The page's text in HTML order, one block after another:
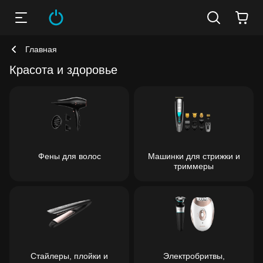
Главная
Красота и здоровье
Фены для волос
Машинки для стрижки и
триммеры
Стайлеры, плойки и
Электробритвы,